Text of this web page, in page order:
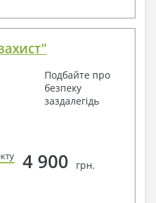
Подбайте про
безпеку
заздалегідь
4 900 грн.